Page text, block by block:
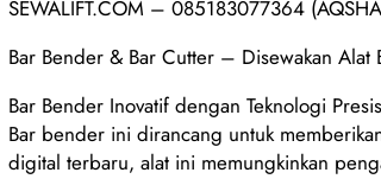
SEWALIFT.COM – 085183077364
Bar Bender & Bar Cutter – Disewakan
Bar Bender Inovatif dengan Teknologi
Bar bender ini dirancang untuk
digital terbaru, alat ini memungkinkan